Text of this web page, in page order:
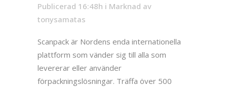
Publicerad 16:48h i Marknad av
tonysamatas
Scanpack är Nordens enda internationella
plattform som vänder sig till alla som
levererar eller använder
förpackningslösningar. Träffa över 500